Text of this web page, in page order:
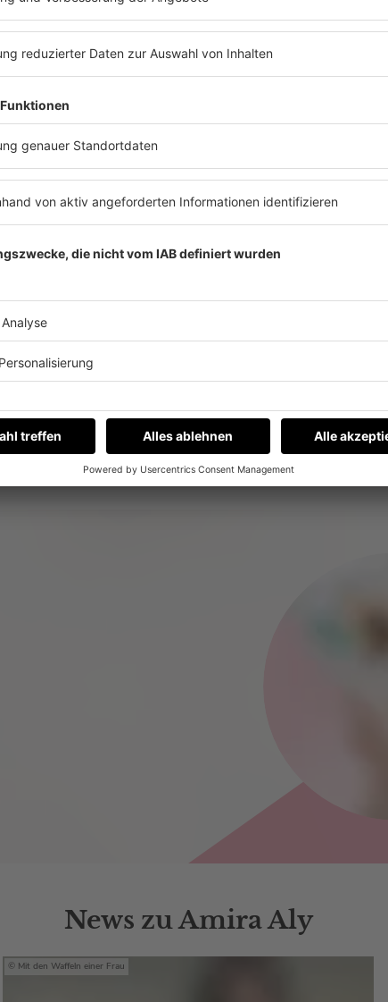
BARBA RADIO
NATIONAL
Barbara Schönebergerhat
Radio. Hier spielt die Musik.
Interviews. Und die
Programm-Inhalte auf
journalistischen Niveau. Oder
auf einem Niveau. Halt alles,
Es läuft:
News zu Amira Aly
Mit den Waffeln einer Frau